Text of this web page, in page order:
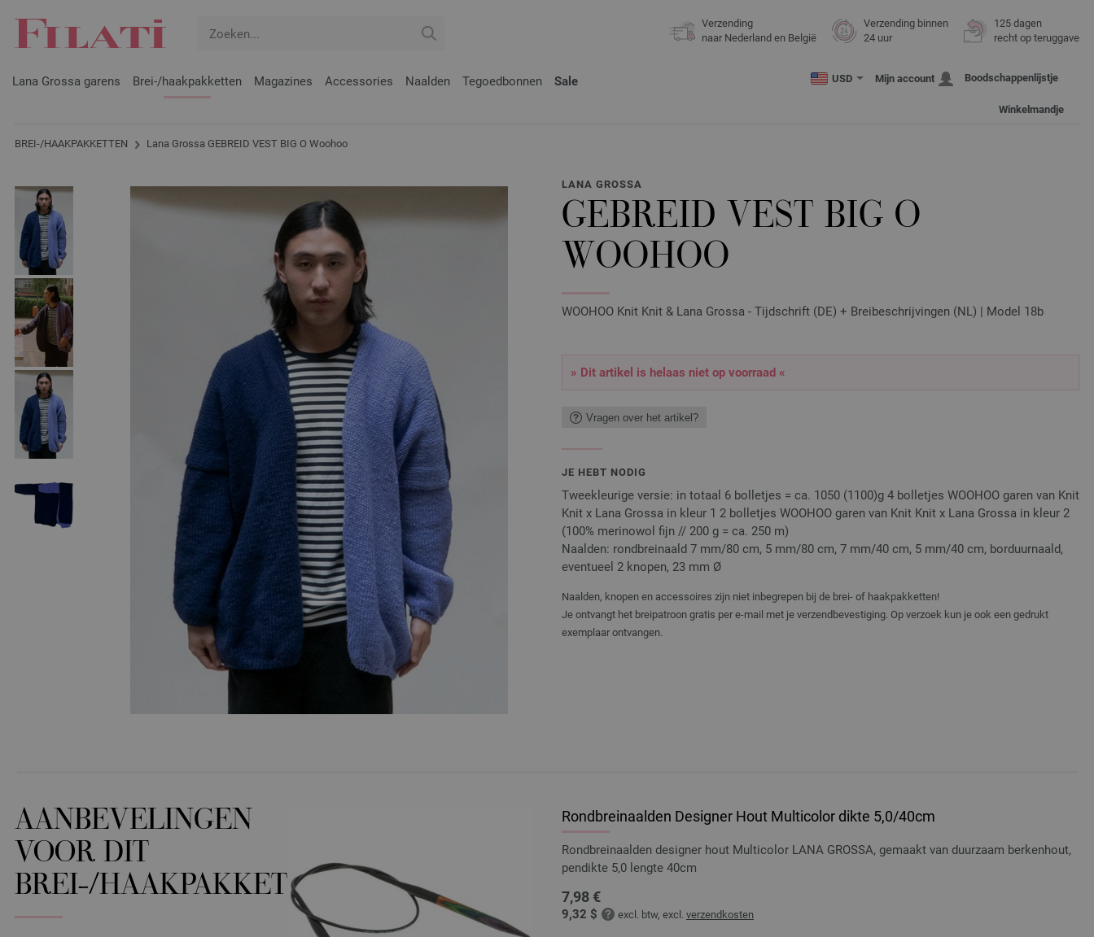
Verzending
naar Nederland en België
Verzending binnen
24 uur
125 dagen
recht op teruggave
Lana Grossa garens Brei-/haakpakketten Magazines Accessories Naalden Tegoedbonnen Sale USD Mijn account Boodschappenlijstje
Winkelmandje
BREI-/HAAKPAKKETTEN Lana Grossa GEBREID VEST BIG O Woohoo
LANA GROSSA
GEBREID VEST BIG O
WOOHOO
WOOHOO Knit Knit & Lana Grossa - Tijdschrift (DE) + Breibeschrijvingen (NL) | Model 18b
» Dit artikel is helaas niet op voorraad «
Vragen over het artikel?
JE HEBT NODIG
Tweekleurige versie: in totaal 6 bolletjes = ca. 1050 (1100)g 4 bolletjes WOOHOO garen van Knit
Knit x Lana Grossa in kleur 1 2 bolletjes WOOHOO garen van Knit Knit x Lana Grossa in kleur 2
(100% merinowol fijn // 200 g = ca. 250 m)
Naalden: rondbreinaald 7 mm/80 cm, 5 mm/80 cm, 7 mm/40 cm, 5 mm/40 cm, borduurnaald,
eventueel 2 knopen, 23 mm Ø
Naalden, knopen en accessoires zijn niet inbegrepen bij de brei- of haakpakketten!
Je ontvangt het breipatroon gratis per e-mail met je verzendbevestiging. Op verzoek kun je ook een gedrukt
exemplaar ontvangen.
AANBEVELINGEN
VOOR DIT
BREI-/HAAKPAKKET
Rondbreinaalden Designer Hout Multicolor dikte 5,0/40cm
Rondbreinaalden designer hout Multicolor LANA GROSSA, gemaakt van duurzaam berkenhout,
pendikte 5,0 lengte 40cm
7,98 €
9,32 $ excl. btw, excl. verzendkosten